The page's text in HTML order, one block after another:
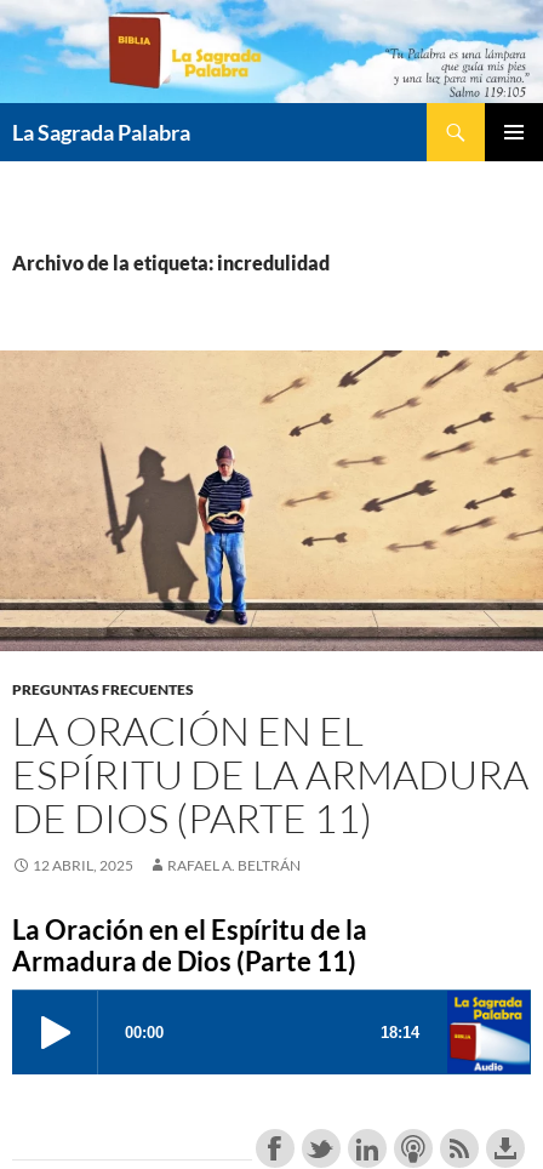
Saltar
contenido
La Sagrada Palabra
Archivo de la etiqueta: incredulidad
PREGUNTAS FRECUENTES
LA ORACIÓN EN EL
ESPÍRITU DE LA ARMADURA
DE DIOS (PARTE 11)
12 ABRIL, 2025 RAFAEL A. BELTRÁN
La Oración en el Espíritu de la
Armadura de Dios (Parte 11)